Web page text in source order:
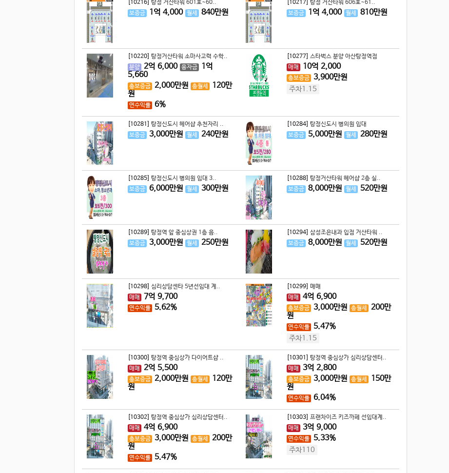
[10216] 탕정 거산타워 601호~60..
보증금
1억 4,000 월세 840만원
[10217]
탕정 거산타워 606호~61..
보증금
1억 4,000 월세 810만원
[10220] 탕정거산타워 소마사고력 수학..
분양 2억 6,000 융자금 1억
5,660
총보증금 2,000만원 총월세 120만
원
연수익률 6%
[10277]
스타벅스 분양 아산탕정역점
매매
10억 2,000
총보증금 3,900만원
주차1.15
[10281]
탕정신도시 헤어샵 추천자리 ..
보증금
3,000만원 월세 240만원
[10284] 탕정신도시 병의원 임대
보증금
5,000만원 월세 280만원
[10285] 탕정신도시 병의원 임대 3..
보증금 6,000만원 월세 300만원
[10288] 탕정거산타워 헤어샵 2층 실..
보증금
8,000만원 월세 520만원
[10289] 탕정역 앞 중심상권 1층 음..
보증금
3,000만원 월세 250만원
[10294] 삼성조은내과 입점 거산타워 ..
보증금
8,000만원 월세 520만원
[10298] 심리상담센타 5년선임대 계..
매매
7억 9,700
연수익률 5.62%
[10299] 매매
매매
4억 6,900
총보증금 3,000만원 총월세 200만
원
연수익률 5.47%
주차1.15
[10300] 탕정역 중심상가 다이어트샵 ..
매매
2억 5,500
총보증금 2,000만원 총월세 120만
원
[10301]
탕정역 중심상가 심리상담센터..
매매
3억 2,800
총보증금 3,000만원 총월세 150만
원
연수익률 6.04%
[10302] 탕정역 중심상가 심리상담센터..
매매
4억 6,900
총보증금 3,000만원 총월세 200만
원
연수익률 5.47%
[10303] 프랜차이즈 키즈까페 선임대계..
매매
3억 9,000
연수익률 5.33%
주차110